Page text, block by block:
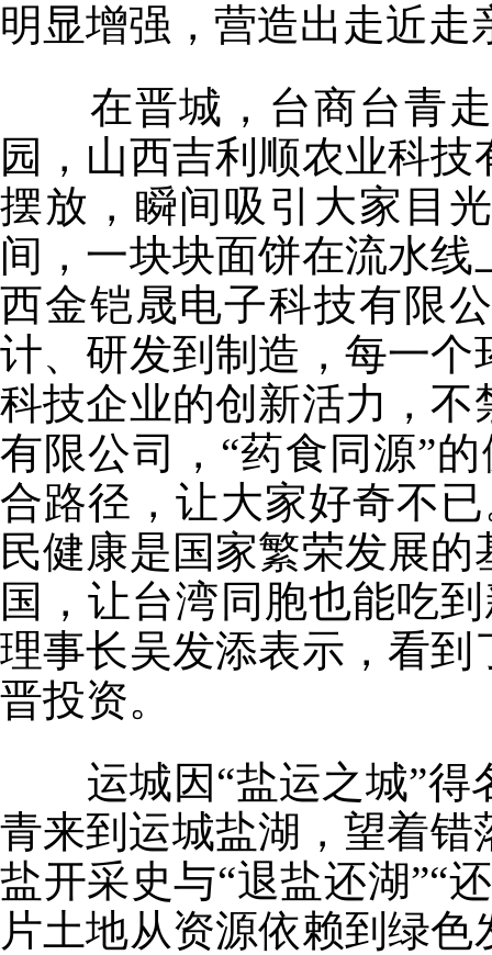
明显增强，营造出走近
在晋城，台商台青走
园，山西吉利顺农业科
摆放，瞬间吸引大家目
间，一块块面饼在流水
西金铠晟电子科技有限
计、研发到制造，每一
科技企业的创新活力，
有限公司，“药食同源”
合路径，让大家好奇不
民健康是国家繁荣发展
国，让台湾同胞也能吃
理事长吴发添表示，看
晋投资。
运城因“盐运之城”得
青来到运城盐湖，望着错
盐开采史与“退盐还湖”“
片土地从资源依赖到绿